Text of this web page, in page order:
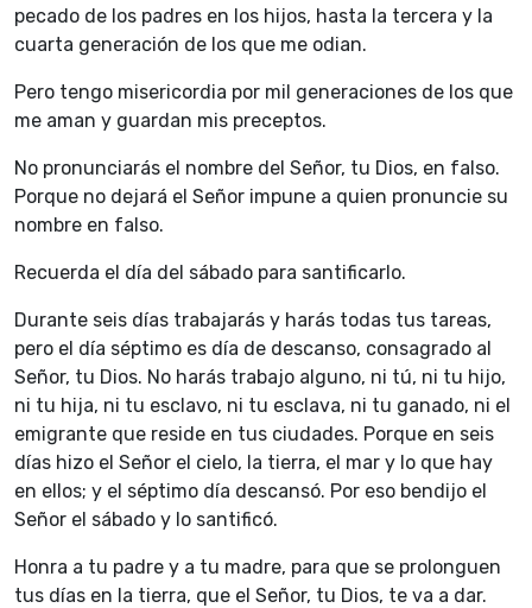
pecado de los padres en los hijos, hasta la tercera y la
cuarta generación de los que me odian.
Pero tengo misericordia por mil generaciones de los que
me aman y guardan mis preceptos.
No pronunciarás el nombre del Señor, tu Dios, en falso.
Porque no dejará el Señor impune a quien pronuncie su
nombre en falso.
Recuerda el día del sábado para santificarlo.
Durante seis días trabajarás y harás todas tus tareas,
pero el día séptimo es día de descanso, consagrado al
Señor, tu Dios. No harás trabajo alguno, ni tú, ni tu hijo,
ni tu hija, ni tu esclavo, ni tu esclava, ni tu ganado, ni el
emigrante que reside en tus ciudades. Porque en seis
días hizo el Señor el cielo, la tierra, el mar y lo que hay
en ellos; y el séptimo día descansó. Por eso bendijo el
Señor el sábado y lo santificó.
Honra a tu padre y a tu madre, para que se prolonguen
tus días en la tierra, que el Señor, tu Dios, te va a dar.